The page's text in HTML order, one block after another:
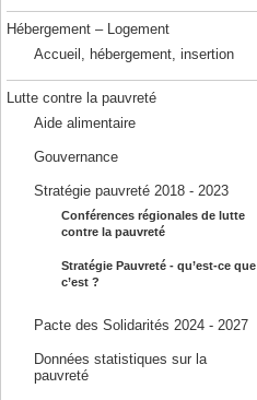
Hébergement – Logement
Accueil, hébergement, insertion
Lutte contre la pauvreté
Aide alimentaire
Gouvernance
Stratégie pauvreté 2018 - 2023
Conférences régionales de lutte
contre la pauvreté
Stratégie Pauvreté - qu’est-ce que
c’est ?
Pacte des Solidarités 2024 - 2027
Données statistiques sur la
pauvreté